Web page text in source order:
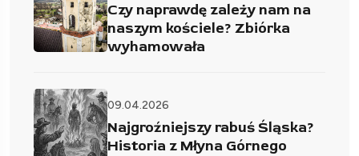
Czy naprawdę zależy nam na
naszym kościele? Zbiórka
wyhamowała
09.04.2026
Najgroźniejszy rabuś Śląska?
Historia z Młyna Górnego